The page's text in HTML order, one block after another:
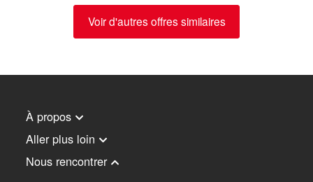
Voir d'autres offres similaires
À propos
Aller plus loin
Nous rencontrer